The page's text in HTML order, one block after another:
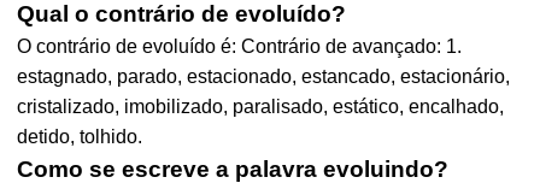
Qual o contrário de evoluído?
O contrário de evoluído é: Contrário de avançado: 1.
estagnado, parado, estacionado, estancado, estacionário,
cristalizado, imobilizado, paralisado, estático, encalhado,
detido, tolhido.
Como se escreve a palavra evoluindo?